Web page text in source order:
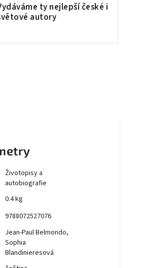
ty nejlepší české i
autory
Životopisy a
autobiografie
0.4 kg
9788072527076
Jean-Paul Belmondo,
Sophia
Blandinieresová